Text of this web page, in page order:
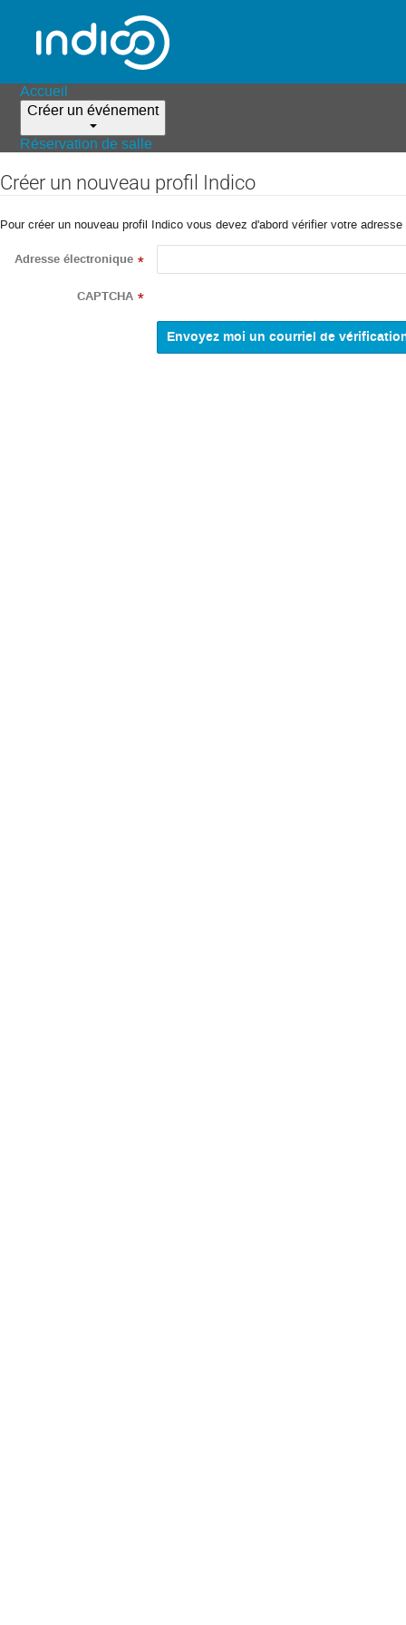
Accueil
Créer un événement
Réservation de salle
Créer un nouveau profil Indico
Pour créer un nouveau profil Indico vous devez d'abord vérifier votre
Adresse électronique *
CAPTCHA *